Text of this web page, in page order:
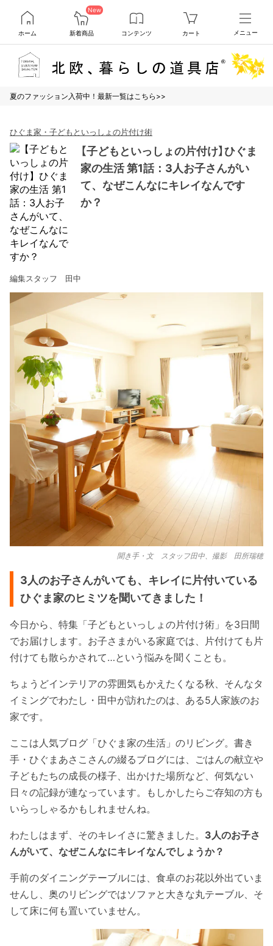
ホーム
New
新着商品 コンテンツ カート メニュー
夏のファッション入荷中！最新一覧はこちら>>
ひぐま家・子どもといっしょの片付け術
【子どもといっしょの片付け】ひぐま
家の生活 第1話：3人お子さんがい
て、なぜこんなにキレイなんです
か？
編集スタッフ 田中
聞き手・文 スタッフ田中、撮影 田所瑞穂
3人のお子さんがいても、キレイに片付いている
ひぐま家のヒミツを聞いてきました！
今日から、特集「子どもといっしょの片付け術」を3日間
でお届けします。お子さまがいる家庭では、片付けても片
付けても散らかされて…という悩みを聞くことも。
ちょうどインテリアの雰囲気もかえたくなる秋、そんなタ
イミングでわたし・田中が訪れたのは、ある5人家族のお
家です。
ここは人気ブログ「ひぐま家の生活」のリビング。書き
手・ひぐまあさこさんの綴るブログには、ごはんの献立や
子どもたちの成長の様子、出かけた場所など、何気ない
日々の記録が連なっています。もしかしたらご存知の方も
いらっしゃるかもしれませんね。
わたしはまず、そのキレイさに驚きました。 3人のお子さ
んがいて、なぜこんなにキレイなんでしょうか？
手前のダイニングテーブルには、食卓のお花以外出ていま
せんし、奥のリビングではソファと大きな丸テーブル、そ
して床に何も置いていません。